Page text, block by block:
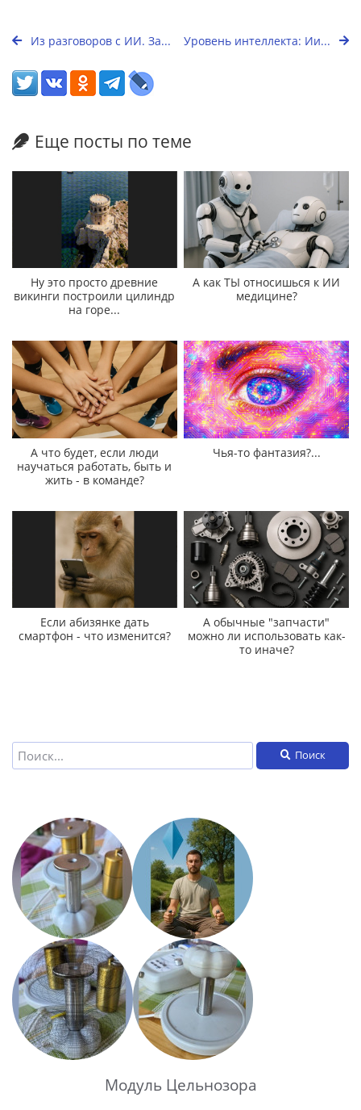
Из разговоров с ИИ. За... Уровень интеллекта: Ии...
Еще посты по теме
Ну это просто древние
викинги построили цилиндр
на горе...
А как ТЫ относишься к ИИ
медицине?
А что будет, если люди
научаться работать, быть и
жить - в команде?
Чья-то фантазия?...
Если абизянке дать
смартфон - что изменится?
А обычные "запчасти"
можно ли использовать как-
то иначе?
Поиск
Модуль Цельнозора